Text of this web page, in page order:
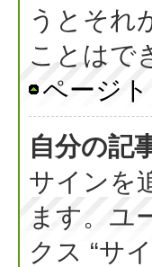
うとそれ
ことはで
ページ
自分の記
サインを
ます。ユ
クス “サ